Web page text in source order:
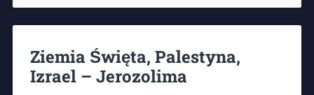
Ziemia Święta, Palestyna,
Izrael – Jerozolima